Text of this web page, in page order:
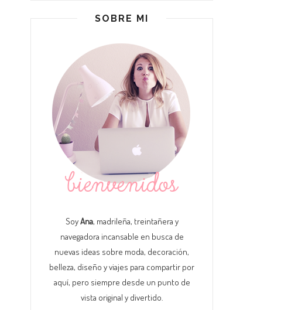
SOBRE MI
SoyAna, madrileña, treintañera y
navegadora incansable en busca de
nuevas ideas sobre moda, decoración,
belleza, diseño y viajes para compartir por
aquí, pero siempre desde un punto de
vista original y divertido.